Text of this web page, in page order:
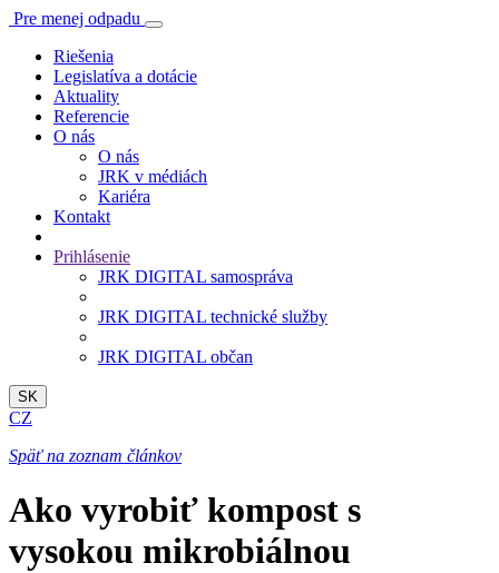
Pre menej odpadu
Riešenia
Legislatíva a dotácie
Aktuality
Referencie
O nás
O nás
JRK v médiách
Kariéra
Kontakt
Prihlásenie
JRK DIGITAL samospráva
JRK DIGITAL technické služby
JRK DIGITAL občan
SK
CZ
Späť na zoznam článkov
Ako vyrobiť kompost s
vysokou mikrobiálnou